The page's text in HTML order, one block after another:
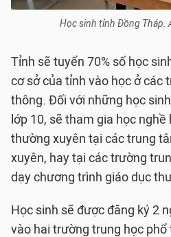
Học sinh tỉnh Đồng Tháp.
Tỉnh sẽ tuyển 70% số học
cơ sở của tỉnh vào học ở các
thông. Đối với những học
lớp 10, sẽ tham gia học
thường xuyên tại các trung
xuyên, hay tại các trường
dạy chương trình giáo dục
Học sinh sẽ được đăng ký 2
vào hai trường trung học